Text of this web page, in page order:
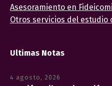
Asesoramiento en
Otros servicios del estudio
Ultimas Notas
4 agosto, 2026